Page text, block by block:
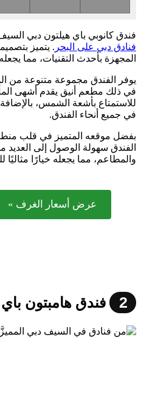
فندق كانوبي باي هيلتون دبي
فنادق دبي على البحر . يتميز
المجهزة بأحدث التقنيات، مما
يوفر الفندق مجموعة متنوعة من
في ذلك مطعم أنيق يقدم أشهى
للاستمتاع بأشعة الشمس،
في جميع أنحاء الفندق.
بفضل موقعه المتميز في قلب
الفندق سهولة الوصول إلى العديد
والمطاعم، مما يجعله خيارًا مثاليًا
عرض أسعار الغرف »
2 فندق هامبتون